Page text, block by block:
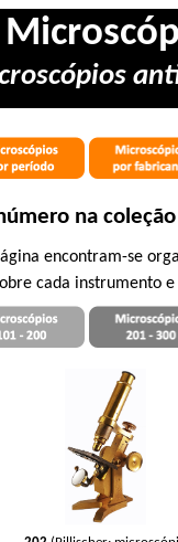
na coleção
encontram-se
cada instrumento